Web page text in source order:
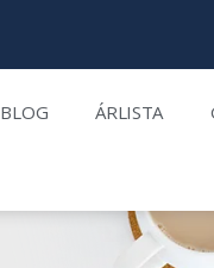
BLOG ÁRLISTA